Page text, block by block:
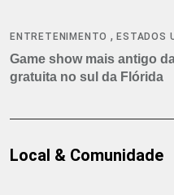
ENTRETENIMENTO ,ESTADOS
Game show mais antigo
gratuita no sul da Flórida
Local & Comunidade